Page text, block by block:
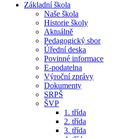
Základní škola
Naše škola
Historie školy
Aktuálně
Pedagogický sbor
Úřední deska
Povinné informace
E-podatelna
Výroční zprávy
Dokumenty
SRPŠ
ŠVP
1. třída
2. třída
3. třída